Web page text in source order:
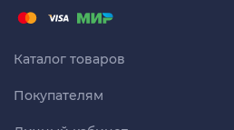
Каталог товаров
Покупателям